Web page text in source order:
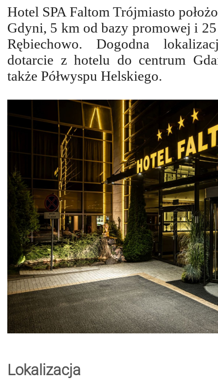
Hotel SPA Faltom Trójmiasto
Gdyni, 5 km od bazy promowej i
Rębiechowo. Dogodna
dotarcie z hotelu do centrum
także Półwyspu Helskiego.
Lokalizacja